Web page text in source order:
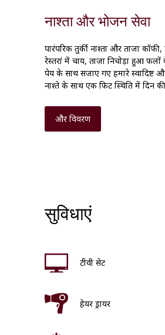
नाश्ता और भोजन सेवा
पारंपरिक तुर्की नाश्ता और ताजा कॉफी,
रेस्तरां में चाय, ताजा निचोड़ा हुआ फलों
पेय के साथ सजाए गए हमारे स्वादिष्ट
नाश्ते के साथ एक फिट स्थिति में दिन
और विवरण
सुविधाएं
टीवी सेट
हेयर ड्रायर